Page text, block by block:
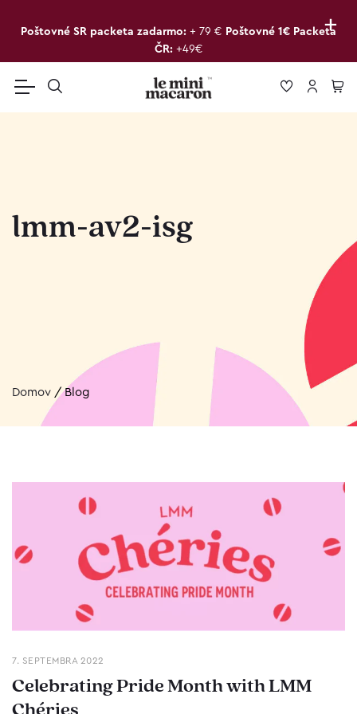
+
Poštovné SR packeta zadarmo: + 79 € Poštovné 1€ Packeta
ČR: +49€
lmm-av2-isg
Domov /Blog
7. SEPTEMBRA 2022
Celebrating Pride Month with LMM
Chéries